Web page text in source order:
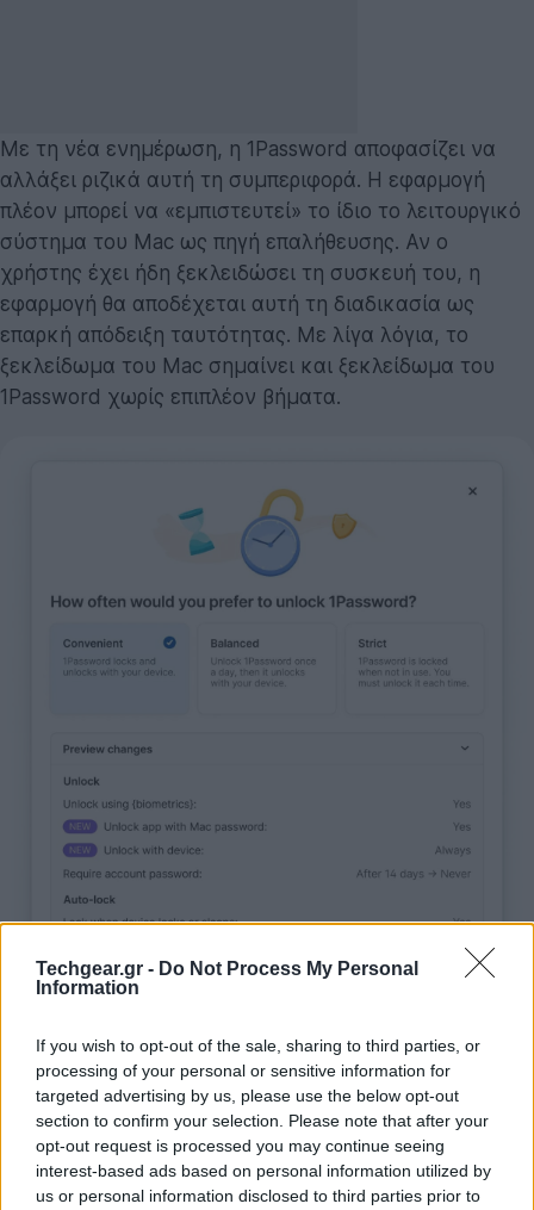
Techgear.gr - Do Not Process My Personal
Information
If you wish to opt-out of the sale, sharing to third parties, or
processing of your personal or sensitive information for
targeted advertising by us, please use the below opt-out
section to confirm your selection. Please note that after your
opt-out request is processed you may continue seeing
interest-based ads based on personal information utilized by
us or personal information disclosed to third parties prior to
Με τη νέα ενημέρωση, η 1Password αποφασίζει να
αλλάξει ριζικά αυτή τη συμπεριφορά. Η εφαρμογή
πλέον μπορεί να «εμπιστευτεί» το ίδιο το λειτουργικό
σύστημα του Mac ως πηγή επαλήθευσης. Αν ο
χρήστης έχει ήδη ξεκλειδώσει τη συσκευή του, η
εφαρμογή θα αποδέχεται αυτή τη διαδικασία ως
επαρκή απόδειξη ταυτότητας. Με λίγα λόγια, το
ξεκλείδωμα του Mac σημαίνει και ξεκλείδωμα του
1Password χωρίς επιπλέον βήματα.
Για να δώσει στους χρήστες μεγαλύτερο έλεγχο πάνω
στην ισορροπία μεταξύ ευκολίας και ασφάλειας, η
1Password εισάγει τρεις νέες λειτουργίες
ξεκλειδώματος: